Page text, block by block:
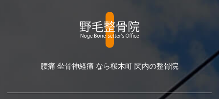
腰痛 坐骨神経痛 なら桜木町 関内の整骨院